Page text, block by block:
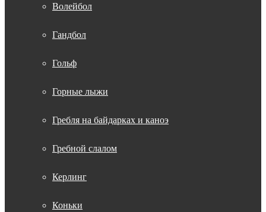
Волейбол
Гандбол
Гольф
Горные лыжи
Гребля на байдарках и каноэ
Гребной слалом
Керлинг
Коньки